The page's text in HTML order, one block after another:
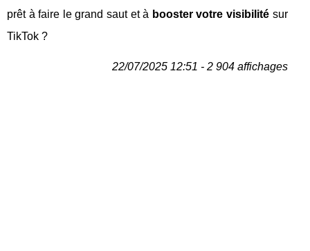
prêt à faire le grand saut et à booster votre visibilité sur
TikTok ?
22/07/2025 12:51 - 2 904 affichages